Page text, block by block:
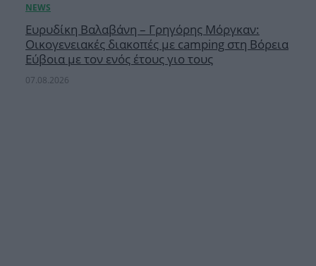
Ευρυδίκη Βαλαβάνη – Γρηγόρης Μόργκαν:
Οικογενειακές διακοπές με camping στη Βόρεια
Εύβοια με τον ενός έτους γιο τους
07.08.2026